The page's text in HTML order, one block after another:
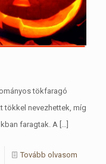
tökfaragó
tökkel nevezhettek, míg
faragtak. A […]
Tovább olvasom